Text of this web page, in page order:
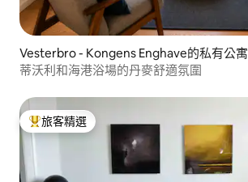
Vesterbro - Kongens Enghave的私有公寓
蒂沃利和海港浴場的丹麥舒適氛圍
旅客精選榜首
旅客精選